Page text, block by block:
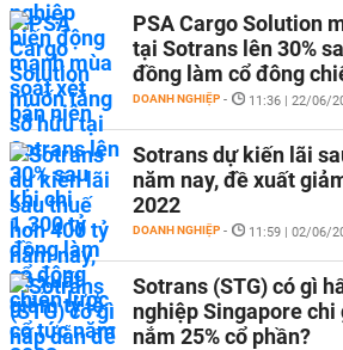
PSA Cargo Solution
tại Sotrans lên 30%
đồng làm cổ đông
DOANH NGHIỆP - 11:36 | 22/06/
Sotrans dự kiến lãi
năm nay, đề xuất
2022
DOANH NGHIỆP - 11:59 | 02/06/
Sotrans (STG) có gì
nghiệp Singapore chi
nắm 25% cổ phần?